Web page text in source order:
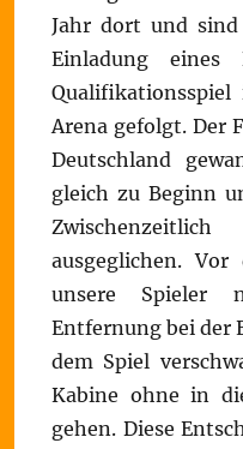
Jahr dort und
Einladung eines
Arena gefolgt. Der
Deutschland
gleich zu Beginn
ausgeglichen.
unsere Spieler
Entfernung bei der
dem Spiel
Kabine ohne in
gehen. Diese